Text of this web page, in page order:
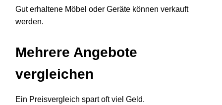
Gut erhaltene Möbel oder Geräte können verkauft
werden.
Mehrere Angebote
vergleichen
Ein Preisvergleich spart oft viel Geld.